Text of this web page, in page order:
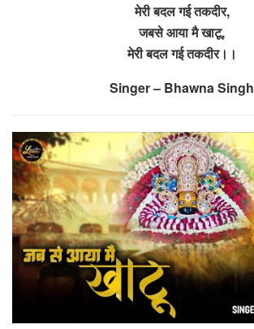
मेरी बदल गई तकदीर,
जबसे आया मै खाटू,
मेरी बदल गई तकदीर।।
Singer – Bhawna Singh